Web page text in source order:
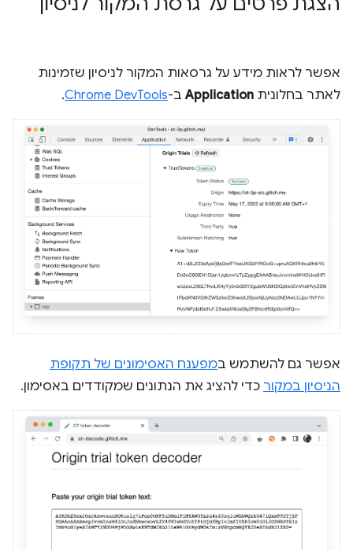
אפשר לראות מידע על גרסאות המקור לניסיון שזמינות
לאתר בחלונית Applicationב-Chrome DevTools
.
אפשר גם להשתמש במפענח האסימונים של תקופת
הניסיון במקור כדי להציג את הנתונים שמקודדים באסימון.